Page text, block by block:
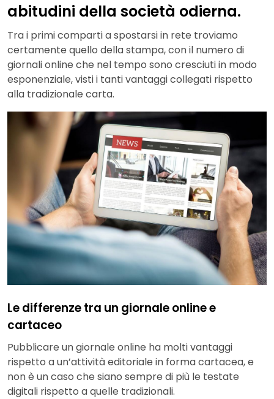
abitudini della società odierna.
Tra i primi comparti a spostarsi in rete troviamo
certamente quello della stampa, con il numero di
giornali online che nel tempo sono cresciuti in modo
esponenziale, visti i tanti vantaggi collegati rispetto
alla tradizionale carta.
Le differenze tra un giornale online e
cartaceo
Pubblicare un giornale online ha molti vantaggi
rispetto a un’attività editoriale in forma cartacea, e
non è un caso che siano sempre di più le testate
digitali rispetto a quelle tradizionali.